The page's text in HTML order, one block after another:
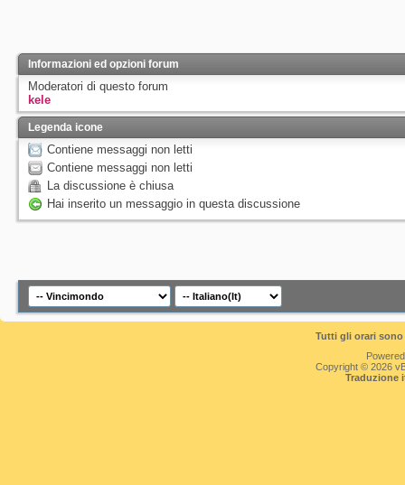
Informazioni ed opzioni forum
Moderatori di questo forum
kele
Legenda icone
Contiene messaggi non letti
Contiene messaggi non letti
La discussione è chiusa
Hai inserito un messaggio in questa discussione
Tutti gli orari
Copyright © 2026
Traduzione